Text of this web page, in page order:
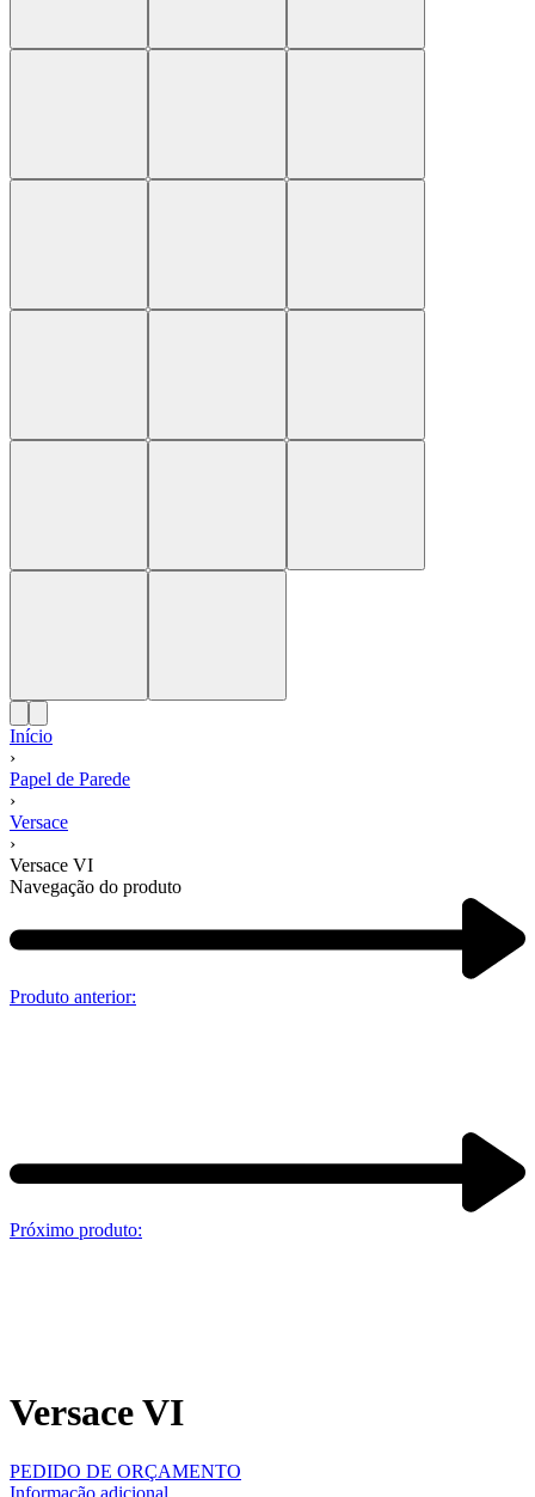
Início
›
Papel de Parede
›
Versace
›
Versace VI
Navegação do produto
Produto anterior:
Próximo produto:
Versace VI
PEDIDO DE ORÇAMENTO
Informação adicional